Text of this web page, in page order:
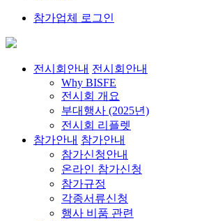
참가업체 로그인
전시회안내 전시회안내
Why BISFE
전시회 개요
부대행사 (2025년)
전시회 리플렛
참가안내 참가안내
참가신청안내
온라인 참가신청
참가규정
각종서류신청
행사 비품 관련